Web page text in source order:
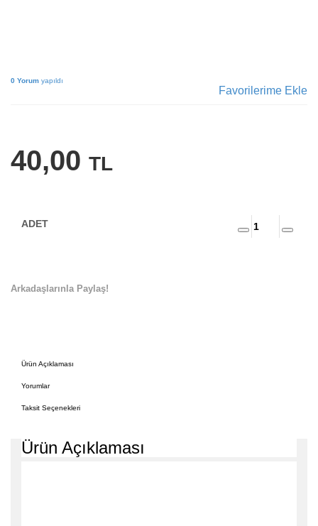
0 Yorum yapıldı
Favorilerime Ekle
40,00 TL
Arkadaşlarınla Paylaş!
Ürün Açıklaması
Yorumlar
Taksit Seçenekleri
Ürün Açıklaması